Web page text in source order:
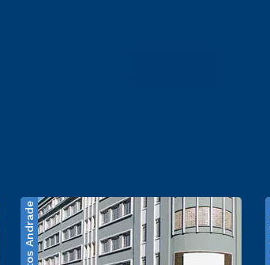
Santos Andrade